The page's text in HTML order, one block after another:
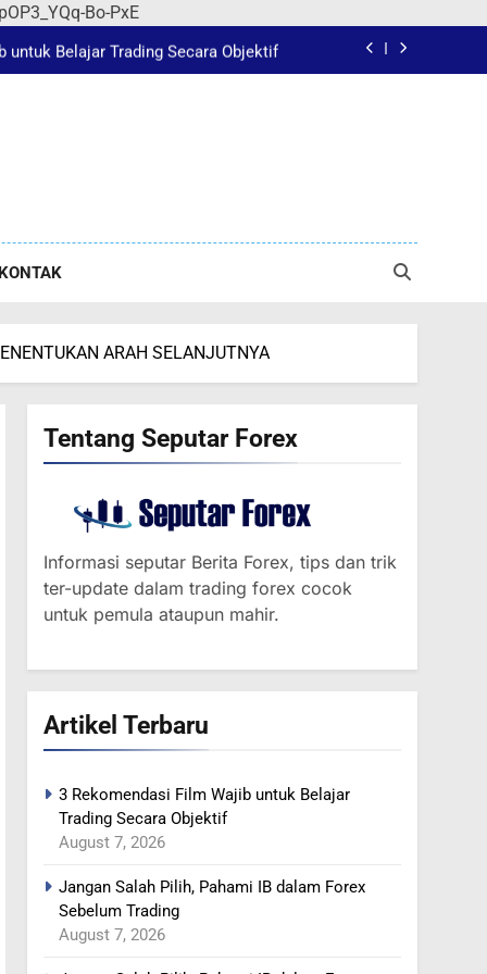
Bo-PxE
untuk Belajar Trading Secara Objektif
IB dalam Forex Sebelum Trading
untuk Belajar Trading Secara Objektif
Sulit Paham Seputar Trading Forex?
KONTAK
ARAH SELANJUTNYA
Tentang Seputar Forex
Informasi seputar Berita Forex, tips dan trik
ter-update dalam trading forex cocok
untuk pemula ataupun mahir.
Artikel Terbaru
3 Rekomendasi Film Wajib untuk Belajar
Trading Secara Objektif
August 7, 2026
Jangan Salah Pilih, Pahami IB dalam Forex
Sebelum Trading
August 7, 2026
RENCANA
PRODUKSI SAUDI
365
YEN MENGUAT SETELAH
INTERVENSI
BERITA FOREX
366